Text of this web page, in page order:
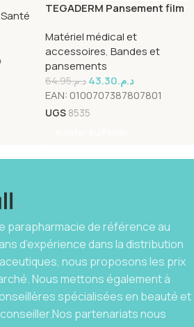
Santé
TEGADERM Pansement film
20 cm
Matériel médical et
accessoires, Bandes et
pansements
د.م.64.95 د.م.43.30
EAN: 0100707387807801
UGS 8535
parapharmacie de référence au
d’expérience dans la distribution
nous proposons les prix
Nous mettons également à
spécialisées en beauté et
partenariats nous